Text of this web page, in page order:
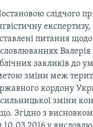
слідчого
питання щодо
закликів до
зміни меж
кордону
зміни
Згідно з